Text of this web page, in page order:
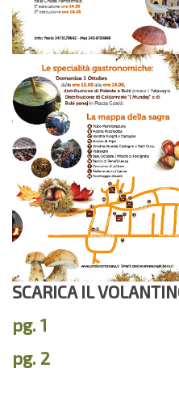
SCARICA IL
pg. 1
pg. 2